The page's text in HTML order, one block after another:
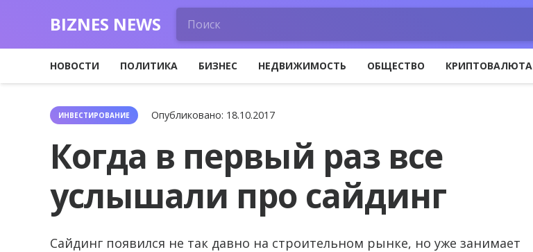
BIZNES NEWS
НОВОСТИ ПОЛИТИКА БИЗНЕС НЕДВИЖИМОСТЬ ОБЩЕСТВО КРИПТОВАЛЮТА
ИНВЕСТИРОВАНИЕ Опубликовано: 18.10.2017
Когда в первый раз все
услышали про сайдинг
Сайдинг появился не так давно на строительном рынке, но уже занимает